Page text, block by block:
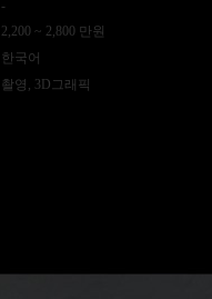
-
2,200 ~ 2,800 만원
한국어
촬영, 3D그래픽